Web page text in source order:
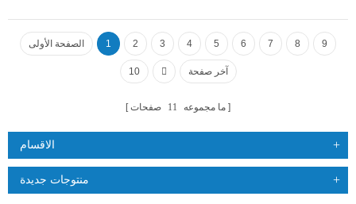
الصفحة الأولى 1 2 3 4 5 6 7 8 9
10 آخر صفحة
ما مجموعه 11 صفحات
الاقسام
منتوجات جديدة